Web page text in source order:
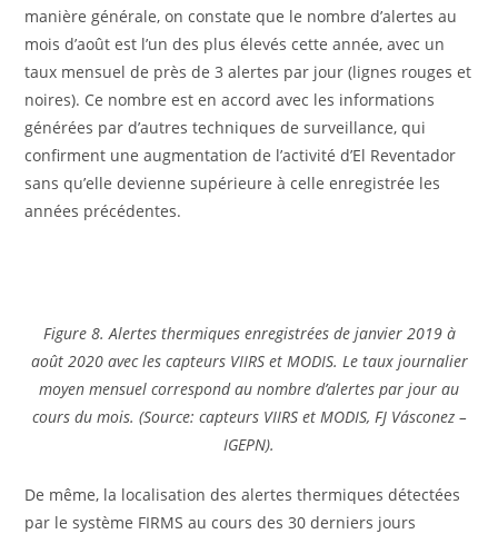
manière générale, on constate que le nombre d’alertes au
mois d’août est l’un des plus élevés cette année, avec un
taux mensuel de près de 3 alertes par jour (lignes rouges et
noires). Ce nombre est en accord avec les informations
générées par d’autres techniques de surveillance, qui
confirment une augmentation de l’activité d’El Reventador
sans qu’elle devienne supérieure à celle enregistrée les
années précédentes.
Figure 8. Alertes thermiques enregistrées de janvier 2019 à
août 2020 avec les capteurs VIIRS et MODIS. Le taux journalier
moyen mensuel correspond au nombre d’alertes par jour au
cours du mois. (Source: capteurs VIIRS et MODIS, FJ Vásconez –
IGEPN).
De même, la localisation des alertes thermiques détectées
par le système FIRMS au cours des 30 derniers jours